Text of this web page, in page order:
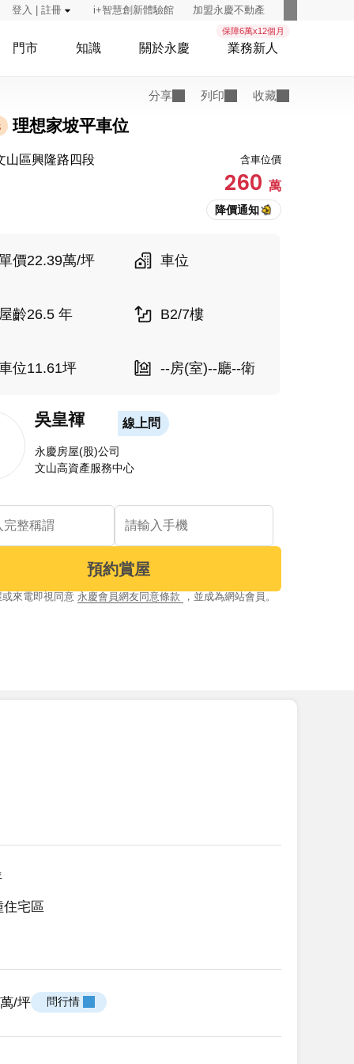
登入 | 註冊 i+智慧創新體驗館 加盟永慶不動產
門市 知識 關於永慶
保障6萬x12個月
業務新人
分享 列印 收藏
理想家坡平車位
山區興隆路四段 含車位價
260 萬
價22.39萬/坪 車位
齡26.5 年 B2/7樓
位11.61坪 --房(室)--廳--衛
吳皇褌 線上問
永慶房屋(股)公司
文山高資產服務中心
預約賞屋
來電即視同意 永慶會員網友同意條款 ，並成為網站會員。
住宅區
/坪 問行情